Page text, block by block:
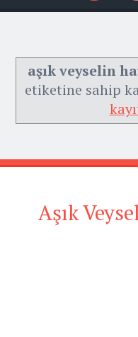
Menu
aşık veyselin
etiketine sahip
Aşık